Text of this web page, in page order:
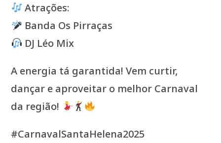
Atrações:
Banda Os Pirraças
DJ Léo Mix
A energia tá garantida! Vem curtir,
dançar e aproveitar o melhor Carnaval
da região!
#CarnavalSantaHelena2025